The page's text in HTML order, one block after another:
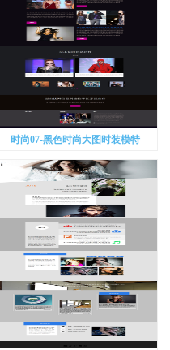
时尚07-黑色时尚大图时装模特
bootstrap